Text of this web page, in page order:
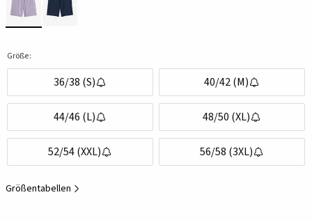
Größe:
36/38 (S) 40/42 (M)
44/46 (L) 48/50 (XL)
52/54 (XXL) 56/58 (3XL)
Größentabellen